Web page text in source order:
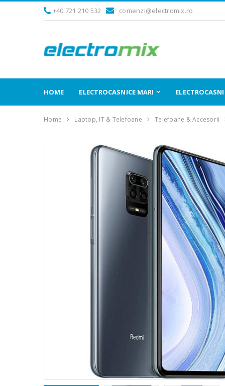
+40 721 210 532 comenzi@electromix.ro
HOME ELECTROCASNICE MARI
Home Laptop, IT & Telefoane Telefoane & Accesorii